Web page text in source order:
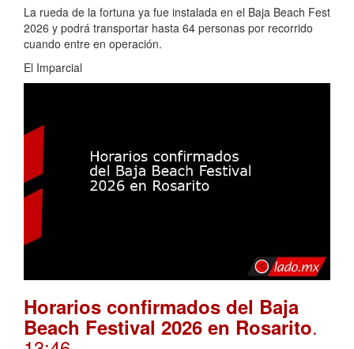
La rueda de la fortuna ya fue instalada en el Baja Beach Fest
2026 y podrá transportar hasta 64 personas por recorrido
cuando entre en operación.
El Imparcial
Horarios confirmados del Baja
Beach Festival 2026 en Rosarito.